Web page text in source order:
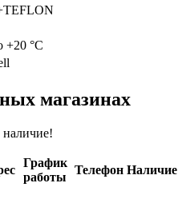
+20 °С
магазинах
наличие!
График
работы
Телефон Наличие